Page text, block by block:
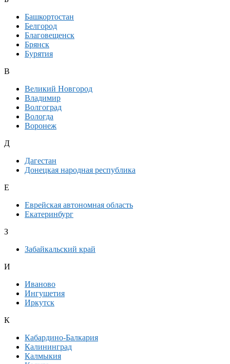
Башкортостан
Белгород
Благовещенск
Брянск
Бурятия
В
Великий Новгород
Владимир
Волгоград
Вологда
Воронеж
Д
Дагестан
Донецкая народная республика
Е
Еврейская автономная область
Екатеринбург
З
Забайкальский край
И
Иваново
Ингушетия
Иркутск
К
Кабардино-Балкария
Калининград
Калмыкия